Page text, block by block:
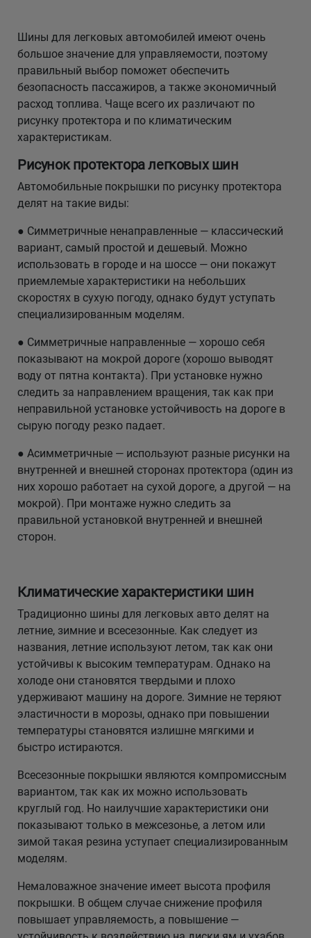
Шины для легковых автомобилей имеют очень
большое значение для управляемости, поэтому
правильный выбор поможет обеспечить
безопасность пассажиров, а также экономичный
расход топлива. Чаще всего их различают по
рисунку протектора и по климатическим
характеристикам.
Рисунок протектора легковых шин
Автомобильные покрышки по рисунку протектора
делят на такие виды:
● Симметричные ненаправленные — классический
вариант, самый простой и дешевый. Можно
использовать в городе и на шоссе — они покажут
приемлемые характеристики на небольших
скоростях в сухую погоду, однако будут уступать
специализированным моделям.
● Симметричные направленные — хорошо себя
показывают на мокрой дороге (хорошо выводят
воду от пятна контакта). При установке нужно
следить за направлением вращения, так как при
неправильной установке устойчивость на дороге в
сырую погоду резко падает.
● Асимметричные — используют разные рисунки на
внутренней и внешней сторонах протектора (один из
них хорошо работает на сухой дороге, а другой — на
мокрой). При монтаже нужно следить за
правильной установкой внутренней и внешней
сторон.
Климатические характеристики шин
Традиционно шины для легковых авто делят на
летние, зимние и всесезонные. Как следует из
названия, летние используют летом, так как они
устойчивы к высоким температурам. Однако на
холоде они становятся твердыми и плохо
удерживают машину на дороге. Зимние не теряют
эластичности в морозы, однако при повышении
температуры становятся излишне мягкими и
быстро истираются.
Всесезонные покрышки являются компромиссным
вариантом, так как их можно использовать
круглый год. Но наилучшие характеристики они
показывают только в межсезонье, а летом или
зимой такая резина уступает специализированным
моделям.
Немаловажное значение имеет высота профиля
покрышки. В общем случае снижение профиля
повышает управляемость, а повышение —